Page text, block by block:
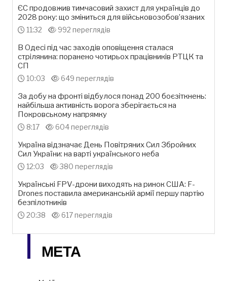
ЄС продовжив тимчасовий захист для українців до
2028 року: що зміниться для військовозобов’язаних
11:32 992 переглядів
В Одесі під час заходів оповіщення сталася
стрілянина: поранено чотирьох працівників РТЦК та
СП
10:03 649 переглядів
За добу на фронті відбулося понад 200 боєзіткнень:
найбільша активність ворога зберігається на
Покровському напрямку
8:17 604 переглядів
Україна відзначає День Повітряних Сил Збройних
Сил України: на варті українського неба
12:03 380 переглядів
Українські FPV-дрони виходять на ринок США: F-
Drones поставила американській армії першу партію
безпілотників
20:38 617 переглядів
МЕТА